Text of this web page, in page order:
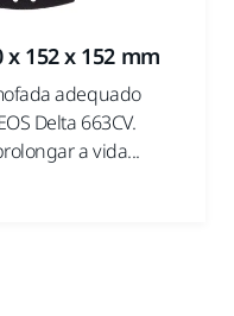
152 x 152 mm
adequado
Delta 663CV.
a vida...